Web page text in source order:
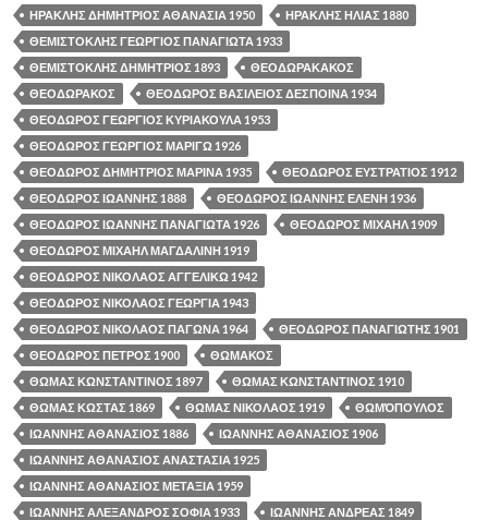
ΗΡΑΚΛΗΣ ΔΗΜΗΤΡΙΟΣ ΑΘΑΝΑΣΙΑ 1950
ΗΡΑΚΛΗΣ ΗΛΙΑΣ 1880
ΘΕΜΙΣΤΟΚΛΗΣ ΓΕΩΡΓΙΟΣ ΠΑΝΑΓΙΩΤΑ 1933
ΘΕΜΙΣΤΟΚΛΗΣ ΔΗΜΗΤΡΙΟΣ 1893
ΘΕΟΔΩΡΑΚΑΚΟΣ
ΘΕΟΔΩΡΑΚΟΣ
ΘΕΟΔΩΡΟΣ ΒΑΣΙΛΕΙΟΣ ΔΕΣΠΟΙΝΑ 1934
ΘΕΟΔΩΡΟΣ ΓΕΩΡΓΙΟΣ ΚΥΡΙΑΚΟΥΛΑ 1953
ΘΕΟΔΩΡΟΣ ΓΕΩΡΓΙΟΣ ΜΑΡΙΓΩ 1926
ΘΕΟΔΩΡΟΣ ΔΗΜΗΤΡΙΟΣ ΜΑΡΙΝΑ 1935
ΘΕΟΔΩΡΟΣ ΕΥΣΤΡΑΤΙΟΣ 1912
ΘΕΟΔΩΡΟΣ ΙΩΑΝΝΗΣ 1888
ΘΕΟΔΩΡΟΣ ΙΩΑΝΝΗΣ ΕΛΕΝΗ 1936
ΘΕΟΔΩΡΟΣ ΙΩΑΝΝΗΣ ΠΑΝΑΓΙΩΤΑ 1926
ΘΕΟΔΩΡΟΣ ΜΙΧΑΗΛ 1909
ΘΕΟΔΩΡΟΣ ΜΙΧΑΗΛ ΜΑΓΔΑΛΙΝΗ 1919
ΘΕΟΔΩΡΟΣ ΝΙΚΟΛΑΟΣ ΑΓΓΕΛΙΚΩ 1942
ΘΕΟΔΩΡΟΣ ΝΙΚΟΛΑΟΣ ΓΕΩΡΓΙΑ 1943
ΘΕΟΔΩΡΟΣ ΝΙΚΟΛΑΟΣ ΠΑΓΩΝΑ 1964
ΘΕΟΔΩΡΟΣ ΠΑΝΑΓΙΩΤΗΣ 1901
ΘΕΟΔΩΡΟΣ ΠΕΤΡΟΣ 1900
ΘΩΜΑΚΟΣ
ΘΩΜΑΣ ΚΩΝΣΤΑΝΤΙΝΟΣ 1897
ΘΩΜΑΣ ΚΩΝΣΤΑΝΤΙΝΟΣ 1910
ΘΩΜΑΣ ΚΩΣΤΑΣ 1869
ΘΩΜΑΣ ΝΙΚΟΛΑΟΣ 1919
ΘΩΜΌΠΟΥΛΟΣ
ΙΩΑΝΝΗΣ ΑΘΑΝΑΣΙΟΣ 1886
ΙΩΑΝΝΗΣ ΑΘΑΝΑΣΙΟΣ 1906
ΙΩΑΝΝΗΣ ΑΘΑΝΑΣΙΟΣ ΑΝΑΣΤΑΣΙΑ 1925
ΙΩΑΝΝΗΣ ΑΘΑΝΑΣΙΟΣ ΜΕΤΑΞΙΑ 1959
ΙΩΑΝΝΗΣ ΑΛΕΞΑΝΔΡΟΣ ΣΟΦΙΑ 1933
ΙΩΑΝΝΗΣ ΑΝΔΡΕΑΣ 1849